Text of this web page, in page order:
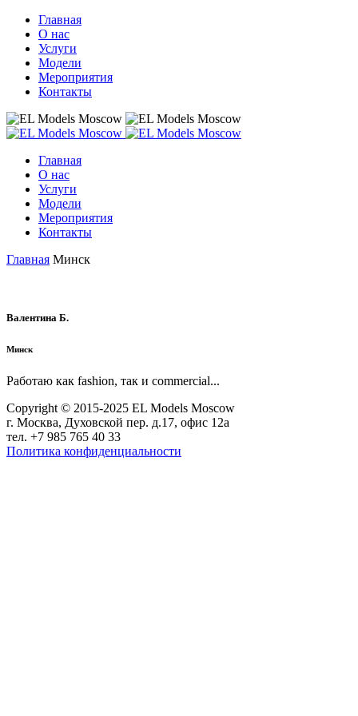
Главная
О нас
Услуги
Модели
Мероприятия
Контакты
Главная
О нас
Услуги
Модели
Мероприятия
Контакты
Главная Минск
Валентина Б.
Минск
Работаю как fashion, так и commercial...
Copyright © 2015-2025 EL Models Moscow
г. Москва, Духовской пер. д.17, офис 12а
тел. +7 985 765 40 33
Политика конфиденциальности